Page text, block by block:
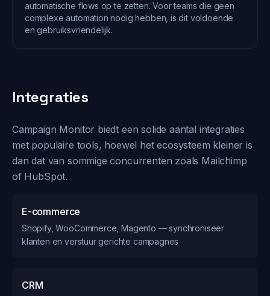
automatische flows op te zetten. Voor teams die geen
complexe automation nodig hebben, is dit voldoende
en gebruiksvriendelijk.
Integraties
Campaign Monitor biedt een solide aantal integraties
met populaire tools, hoewel het ecosysteem kleiner is
dan dat van sommige concurrenten zoals Mailchimp
of HubSpot.
E-commerce
Shopify, WooCommerce, Magento — synchroniseer
klanten en verstuur gerichte campagnes
CRM